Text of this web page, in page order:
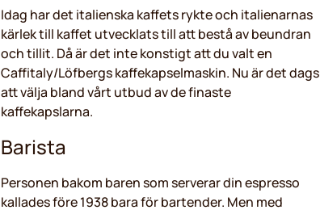
Idag har det italienska kaffets rykte och italienarnas
kärlek till kaffet utvecklats till att bestå av beundran
och tillit. Då är det inte konstigt att du valt en
Caffitaly/Löfbergs kaffekapselmaskin. Nu är det dags
att välja bland vårt utbud av de finaste
kaffekapslarna.
Barista
Personen bakom baren som serverar din espresso
kallades före 1938 bara för bartender. Men med